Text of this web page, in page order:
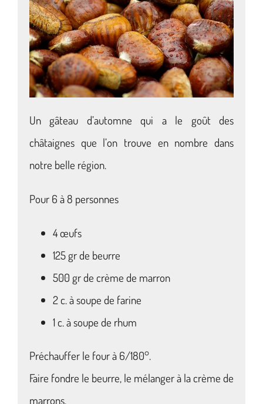
Un gâteau d’automne qui a le goût des
châtaignes que l’on trouve en nombre dans
notre belle région.
Pour 6 à 8 personnes
4 œufs
125 gr de beurre
500 gr de crème de marron
2 c. à soupe de farine
1 c. à soupe de rhum
Préchauffer le four à 6/180°.
Faire fondre le beurre, le mélanger à la crème de
marrons.